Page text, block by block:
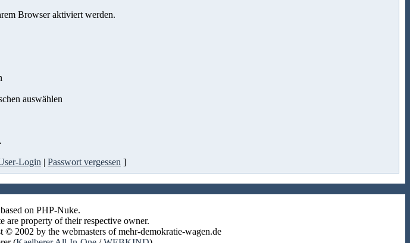
Browser aktiviert werden.
auswählen
Login | Passwort vergessen ]
on PHP-Nuke.
are property of their respective owner.
© 2002 by the webmasters of mehr-demokratie-wagen.de